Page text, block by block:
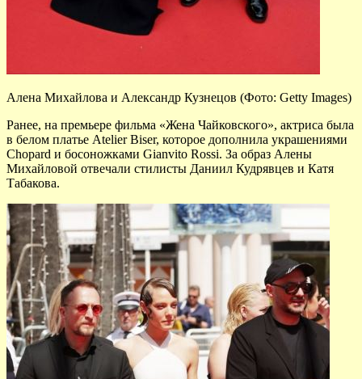
Алена Михайлова и Александр Кузнецов (Фото: Getty Images)
Ранее, на премьере фильма «Жена Чайковского», актриса была
в белом платье Atelier Biser, которое дополнила украшениями
Chopard и босоножками Gianvito Rossi. За образ Алены
Михайловой отвечали стилисты Даниил Кудрявцев и Катя
Табакова.